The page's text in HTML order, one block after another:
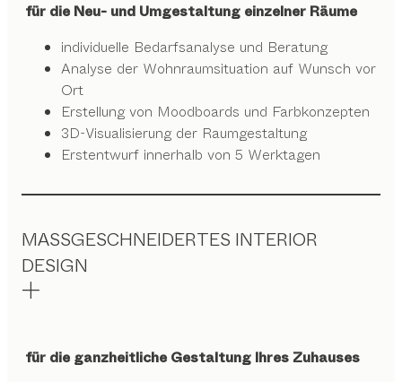
für die Neu- und Umgestaltung einzelner Räume
individuelle Bedarfsanalyse und Beratung
Analyse der Wohnraumsituation auf Wunsch vor
Ort
Erstellung von Moodboards und Farbkonzepten
3D-Visualisierung der Raumgestaltung
Erstentwurf innerhalb von 5 Werktagen
MASSGESCHNEIDERTES INTERIOR
DESIGN
für die ganzheitliche Gestaltung Ihres Zuhauses